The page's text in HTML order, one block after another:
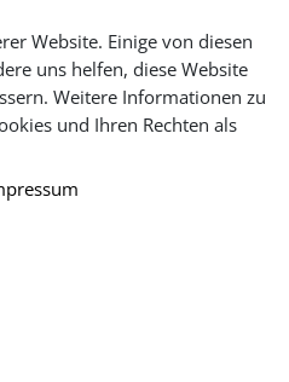
Website. Einige von diesen
uns helfen, diese Website
Weitere Informationen zu
und Ihren Rechten als